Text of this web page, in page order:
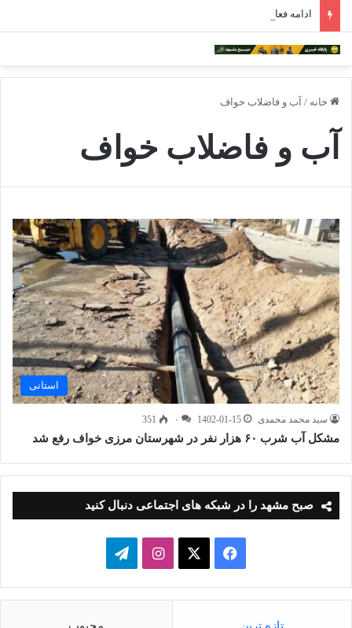
خانه / آب و فاضلاب خواف
آب و فاضلاب خواف
استانی
سید محمد محمدی 1402-01-15 ۰ 351
مشکل آب شرب ۶۰ هزار نفر در شهرستان مرزی خواف رفع شد
صبح مشهد را در شبکه های اجتماعی دنبال کنید
فیسبوک ایکساینستاگرامتلگرام
تازه ترین محبوب